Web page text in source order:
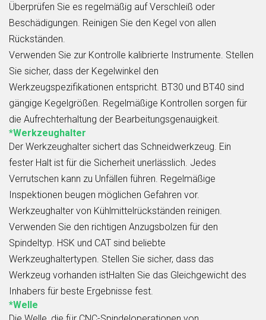
Überprüfen Sie es regelmäßig auf Verschleiß oder
Beschädigungen. Reinigen Sie den Kegel von allen
Rückständen.
Verwenden Sie zur Kontrolle kalibrierte Instrumente. Stellen
Sie sicher, dass der Kegelwinkel den
Werkzeugspezifikationen entspricht. BT30 und BT40 sind
gängige Kegelgrößen. Regelmäßige Kontrollen sorgen für
die Aufrechterhaltung der Bearbeitungsgenauigkeit.
*Werkzeughalter
Der Werkzeughalter sichert das Schneidwerkzeug. Ein
fester Halt ist für die Sicherheit unerlässlich. Jedes
Verrutschen kann zu Unfällen führen. Regelmäßige
Inspektionen beugen möglichen Gefahren vor.
Werkzeughalter von Kühlmittelrückständen reinigen.
Verwenden Sie den richtigen Anzugsbolzen für den
Spindeltyp. HSK und CAT sind beliebte
Werkzeughaltertypen. Stellen Sie sicher, dass das
Werkzeug vorhanden istHalten Sie das Gleichgewicht des
Inhabers für beste Ergebnisse fest.
*Welle